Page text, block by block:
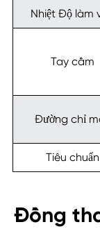
Nhiệt Độ làm
Tay cầm
Đường chỉ
Tiêu chuẩn
Đồng